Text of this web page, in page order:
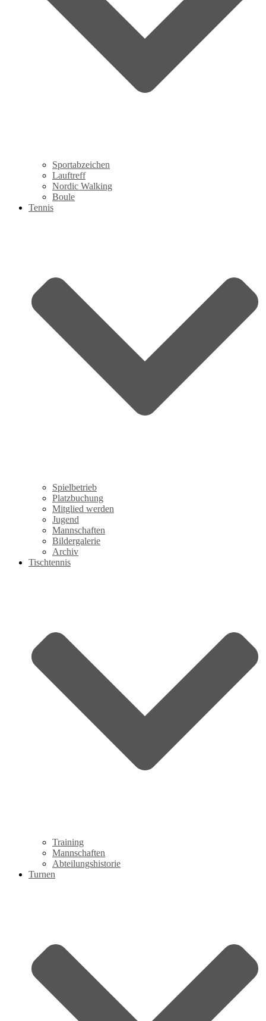
Sportabzeichen
Lauftreff
Nordic Walking
Boule
Tennis
Spielbetrieb
Platzbuchung
Mitglied werden
Jugend
Mannschaften
Bildergalerie
Archiv
Tischtennis
Training
Mannschaften
Abteilungshistorie
Turnen